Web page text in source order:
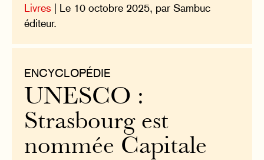
Livres | Le 10 octobre 2025, par Sambuc
éditeur.
ENCYCLOPÉDIE
UNESCO :
Strasbourg est
nommée Capitale